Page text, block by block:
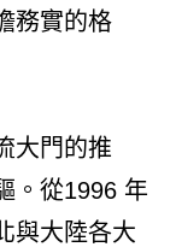
務實的格
大門的推
。從1996 年
與大陸各大